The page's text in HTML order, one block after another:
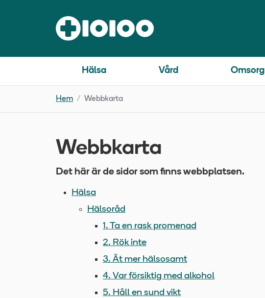
Hälsa Vård Omsorg
Hem Webbkarta
Webbkarta
Det här är de sidor som finns webbplatsen.
Hälsa
Hälsoråd
1. Ta en rask promenad
2. Rök inte
3. Ät mer hälsosamt
4. Var försiktig med alkohol
5. Håll en sund vikt